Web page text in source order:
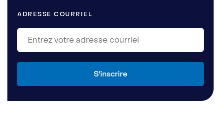
ADRESSE COURRIEL